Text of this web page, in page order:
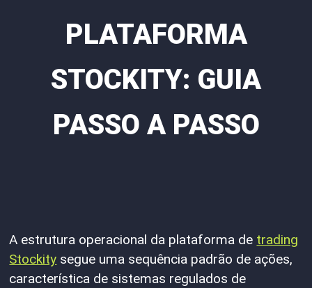
PLATAFORMA
STOCKITY: GUIA
PASSO A PASSO
A estrutura operacional da plataforma de trading
Stockity segue uma sequência padrão de ações,
característica de sistemas regulados de